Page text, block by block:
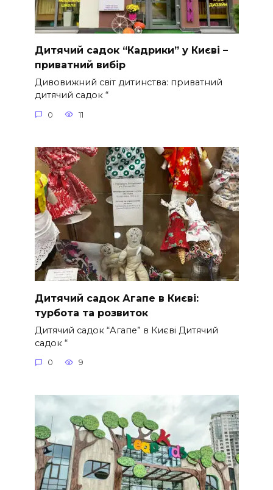
Дитячий садок “Кадрики” у Києві –
приватний вибір
Дивовижний світ дитинства: приватний
дитячий садок “
0 11
Дитячий садок Агапе в Києві:
турбота та розвиток
Дитячий садок “Агапе” в Києві Дитячий
садок “
0 9